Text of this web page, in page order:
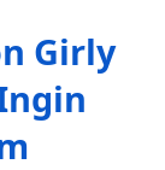
Girly